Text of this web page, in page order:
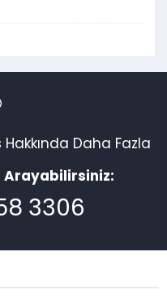
Daha Fazla
Arayabilirsiniz:
3306